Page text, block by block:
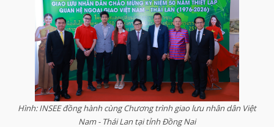
Hình: INSEE đồng hành cùng Chương trình giao lưu nhân dân Việt
Nam - Thái Lan tại tỉnh Đồng Nai